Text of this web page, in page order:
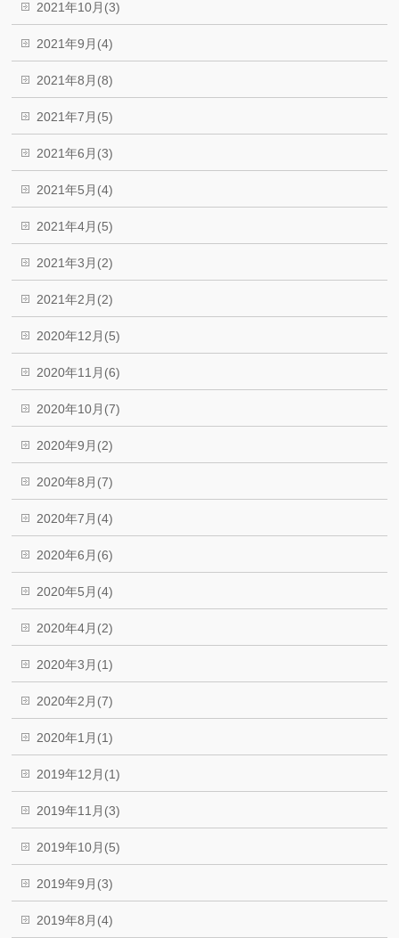
2021年10月(3)
2021年9月(4)
2021年8月(8)
2021年7月(5)
2021年6月(3)
2021年5月(4)
2021年4月(5)
2021年3月(2)
2021年2月(2)
2020年12月(5)
2020年11月(6)
2020年10月(7)
2020年9月(2)
2020年8月(7)
2020年7月(4)
2020年6月(6)
2020年5月(4)
2020年4月(2)
2020年3月(1)
2020年2月(7)
2020年1月(1)
2019年12月(1)
2019年11月(3)
2019年10月(5)
2019年9月(3)
2019年8月(4)